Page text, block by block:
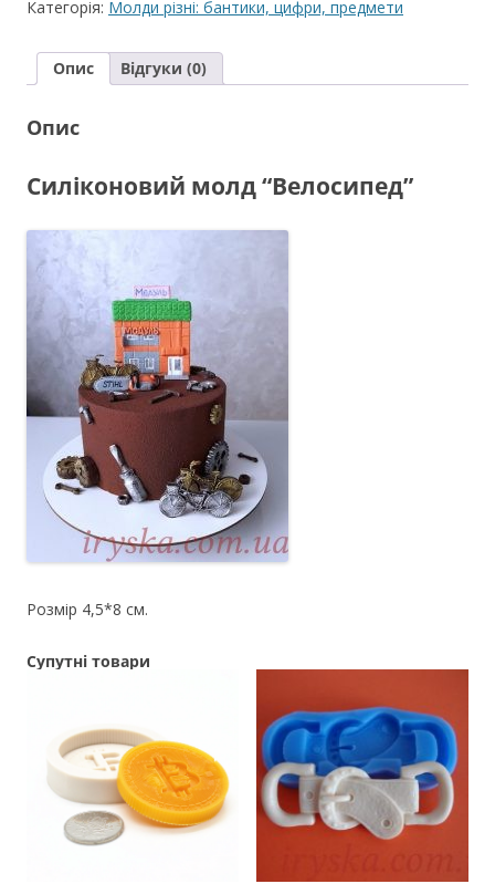
кількість
Категорія: Молди різні: бантики, цифри, предмети
Опис Відгуки (0)
Опис
Силіконовий молд “Велосипед”
Розмір 4,5*8 см.
Супутні товари